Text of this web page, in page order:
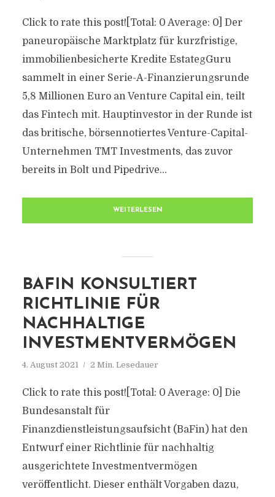
Click to rate this post![Total: 0 Average: 0] Der
paneuropäische Marktplatz für kurzfristige,
immobilienbesicherte Kredite EstategGuru
sammelt in einer Serie-A-Finanzierungsrunde
5,8 Millionen Euro an Venture Capital ein, teilt
das Fintech mit. Hauptinvestor in der Runde ist
das britische, börsennotiertes Venture-Capital-
Unternehmen TMT Investments, das zuvor
bereits in Bolt und Pipedrive...
WEITERLESEN
BAFIN KONSULTIERT
RICHTLINIE FÜR
NACHHALTIGE
INVESTMENTVERMÖGEN
4. August 2021 2 Min. Lesedauer
Click to rate this post![Total: 0 Average: 0] Die
Bundesanstalt für
Finanzdienstleistungsaufsicht (BaFin) hat den
Entwurf einer Richtlinie für nachhaltig
ausgerichtete Investmentvermögen
veröffentlicht. Dieser enthält Vorgaben dazu,